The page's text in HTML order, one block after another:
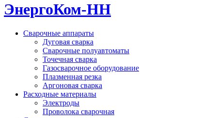
ЭнергоКом-НН
Сварочные аппараты
Дуговая сварка
Сварочные полуавтоматы
Точечная сварка
Газосварочное оборудование
Плазменная резка
Аргоновая сварка
Расходные материалы
Электроды
Проволока сварочная